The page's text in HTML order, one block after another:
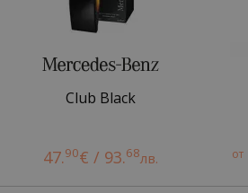
Club Black
47.90€ / 93.68лв. от